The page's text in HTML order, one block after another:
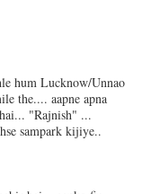
hum Lucknow/Unnao
the.... aapne apna
"Rajnish" ...
sampark kijiye..